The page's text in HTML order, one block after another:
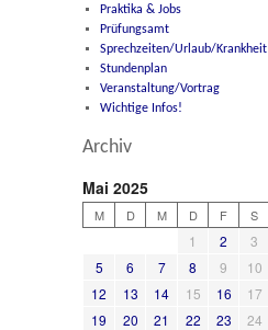
Praktika & Jobs
Prüfungsamt
Sprechzeiten/Urlaub/Krankheit
Stundenplan
Veranstaltung/Vortrag
Wichtige Infos!
Archiv
Mai 2025
M D M D F S
1 2 3
5
6 7 8 9 10
12
13 14 15 16 17
19
20 21 22 23 24